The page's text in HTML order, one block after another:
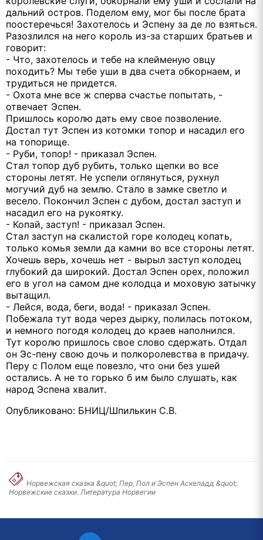
дальний остров. Поделом ему, мог бы после брата
поостеречься! Захотелось и Эспену за де ло взяться.
Разозлился на него король из-за старших братьев и
говорит:
- Что, захотелось и тебе на клейменую овцу
походить? Мы тебе уши в два счета обкорнаем, и
трудиться не придется.
- Охота мне все ж сперва счастье попытать, -
отвечает Эспен.
Пришлось королю дать ему свое позволение.
Достал тут Эспен из котомки топор и насадил его
на топорище.
- Руби, топор! - приказал Эспен.
Стал топор дуб рубить, только щепки во все
стороны летят. Не успели оглянуться, рухнул
могучий дуб на землю. Стало в замке светло и
весело. Покончил Эспен с дубом, достал заступ и
насадил его на рукоятку.
- Копай, заступ! - приказал Эспен.
Стал заступ на скалистой горе колодец копать,
только комья земли да камни во все стороны летят.
Хочешь верь, хочешь нет - вырыл заступ колодец
глубокий да широкий. Достал Эспен орех, положил
его в угол на самом дне колодца и моховую затычку
вытащил.
- Лейся, вода, беги, вода! - приказал Эспен.
Побежала тут вода через дырку, полилась потоком,
и немного погодя колодец до краев наполнился.
Тут королю пришлось свое слово сдержать. Отдал
он Эс-пену свою дочь и полкоролевства в придачу.
Перу с Полом еще повезло, что они без ушей
остались. А не то горько б им было слушать, как
народ Эспена хвалит.
Опубликовано: БНИЦ/Шпилькин С.В.
Норвежская сказка &quot; Пер, Пол и Эспен Аскеладд &quot;.
Норвежские сказки. Литература Норвегии